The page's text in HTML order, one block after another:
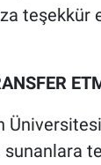
sunanlara